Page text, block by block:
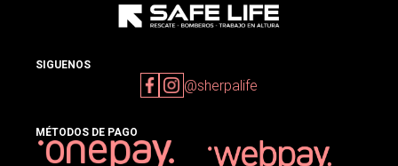
SIGUENOS
@sherpalife
MÉTODOS DE PAGO